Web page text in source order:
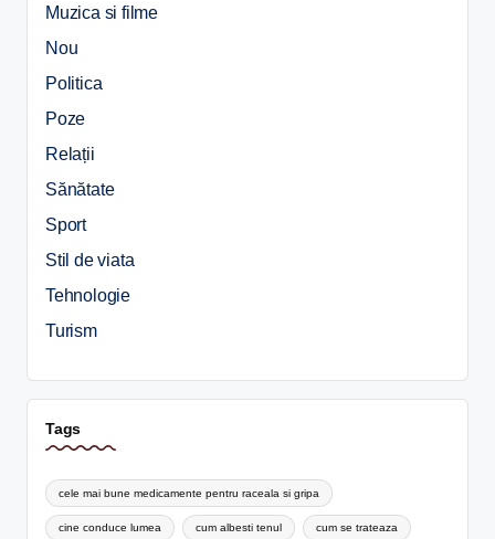
Muzica si filme
Nou
Politica
Poze
Relații
Sănătate
Sport
Stil de viata
Tehnologie
Turism
Tags
cele mai bune medicamente pentru raceala si gripa
cine conduce lumea cum albesti tenul cum se trateaza